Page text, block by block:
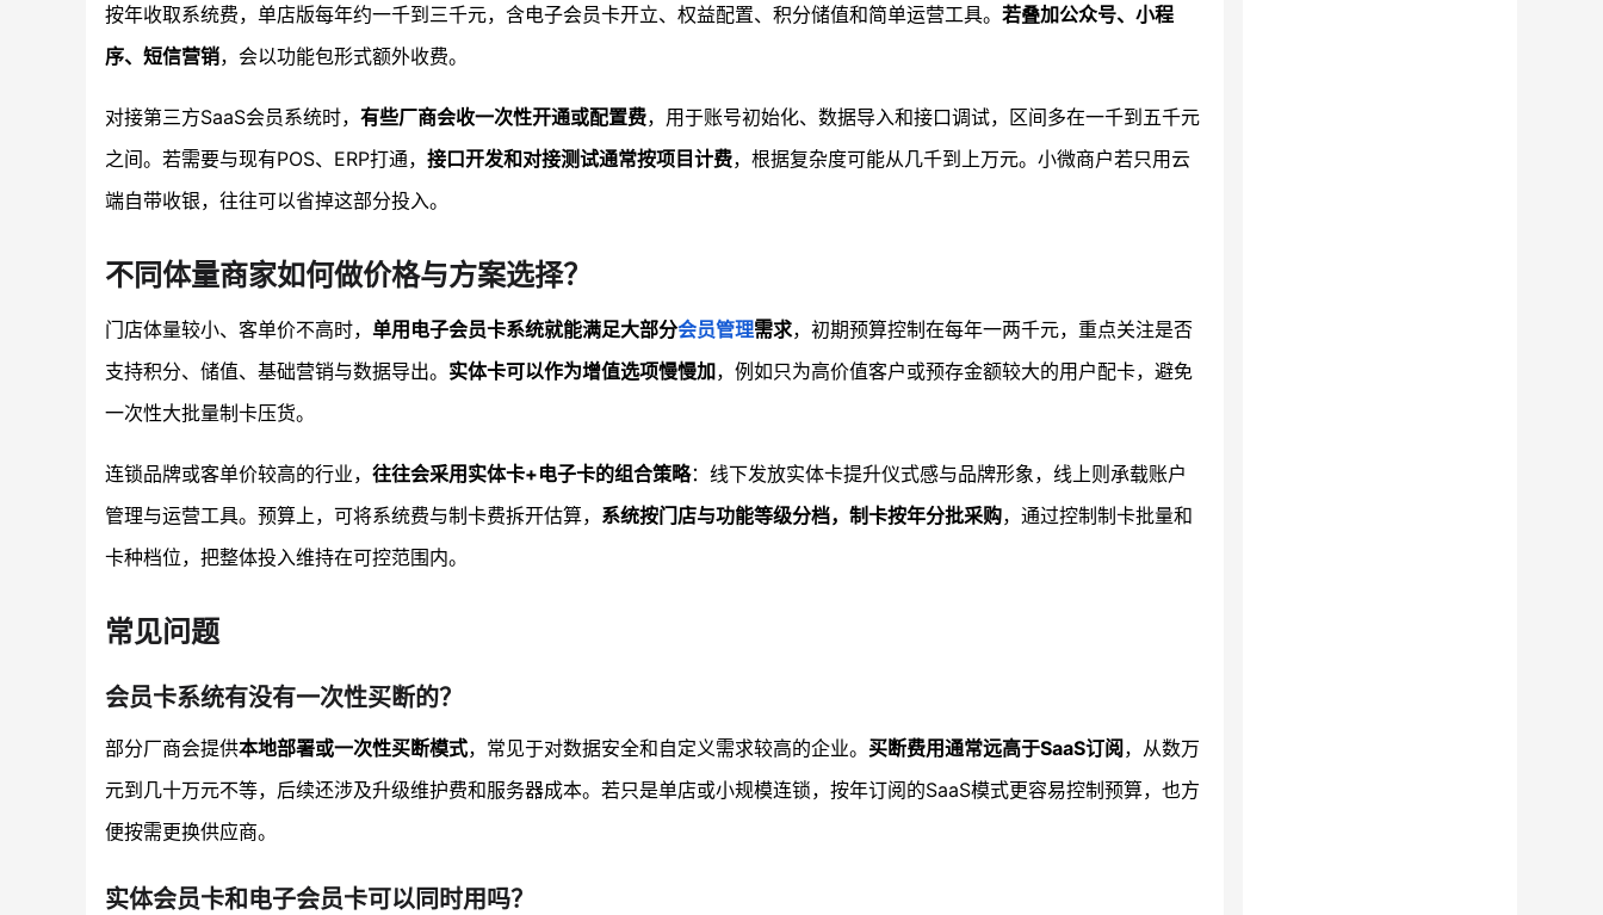
按年收取系统费，单店版每年约一千到三千元，含电子会员卡开立、权益配置、积分储值和简单运营工具。 若叠加公众号、小程
序、短信营销，会以功能包形式额外收费。
对接第三方SaaS会员系统时， 有些厂商会收一次性开通或配置费，用于账号初始化、数据导入和接口调试，区间多在一千到五千元
之间。若需要与现有POS、ERP打通， 接口开发和对接测试通常按项目计费，根据复杂度可能从几千到上万元。小微商户若只用云
端自带收银，往往可以省掉这部分投入。
不同体量商家如何做价格与方案选择？
门店体量较小、客单价不高时， 单用电子会员卡系统就能满足大部分会员管理需求，初期预算控制在每年一两千元，重点关注是否
支持积分、储值、基础营销与数据导出。 实体卡可以作为增值选项慢慢加，例如只为高价值客户或预存金额较大的用户配卡，避免
一次性大批量制卡压货。
连锁品牌或客单价较高的行业， 往往会采用实体卡+电子卡的组合策略：线下发放实体卡提升仪式感与品牌形象，线上则承载账户
管理与运营工具。预算上，可将系统费与制卡费拆开估算， 系统按门店与功能等级分档，制卡按年分批采购，通过控制制卡批量和
卡种档位，把整体投入维持在可控范围内。
常见问题
会员卡系统有没有一次性买断的？
部分厂商会提供本地部署或一次性买断模式，常见于对数据安全和自定义需求较高的企业。 买断费用通常远高于SaaS订阅，从数万
元到几十万元不等，后续还涉及升级维护费和服务器成本。若只是单店或小规模连锁，按年订阅的SaaS模式更容易控制预算，也方
便按需更换供应商。
实体会员卡和电子会员卡可以同时用吗？